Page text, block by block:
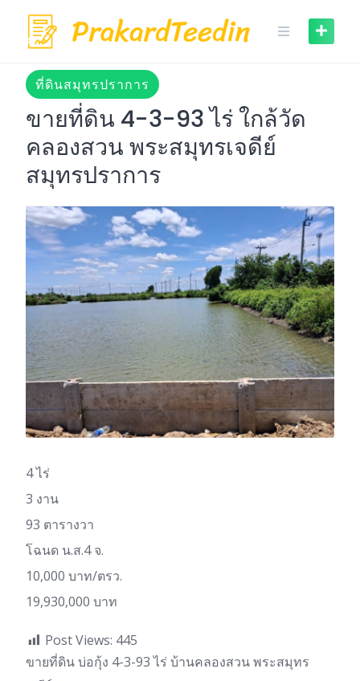
content
ที่ดินสมุทรปราการ
ขายที่ดิน 4-3-93 ไร่ ใกล้วัด
คลองสวน พระสมุทรเจดีย์
สมุทรปราการ
4 ไร่
3 งาน
93 ตารางวา
โฉนด น.ส.4 จ.
10,000 บาท/ตรว.
19,930,000 บาท
Post Views: 445
ขายที่ดิน บ่อกุ้ง 4-3-93 ไร่ บ้านคลองสวน พระสมุทร